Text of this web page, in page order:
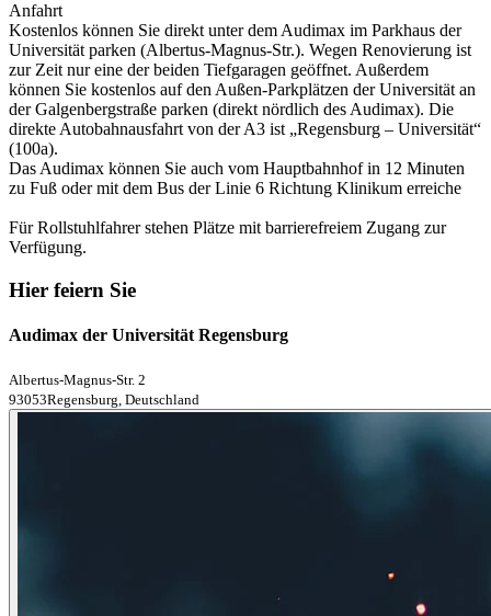
Anfahrt
Kostenlos können Sie direkt unter dem Audimax im Parkhaus der
Universität parken (Albertus-Magnus-Str.). Wegen Renovierung ist
zur Zeit nur eine der beiden Tiefgaragen geöffnet. Außerdem
können Sie kostenlos auf den Außen-Parkplätzen der Universität an
der Galgenbergstraße parken (direkt nördlich des Audimax). Die
direkte Autobahnausfahrt von der A3 ist „Regensburg – Universität“
(100a).
Das Audimax können Sie auch vom Hauptbahnhof in 12 Minuten
zu Fuß oder mit dem Bus der Linie 6 Richtung Klinikum erreiche
Für Rollstuhlfahrer stehen Plätze mit barrierefreiem Zugang zur
Verfügung.
Hier feiern Sie
Audimax der Universität Regensburg
Albertus-Magnus-Str. 2
93053Regensburg, Deutschland